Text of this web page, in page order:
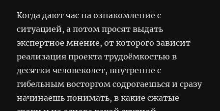
Когда дают час на ознакомление с
ситуацией, а потом просят выдать
экспертное мнение, от которого зависит
реализация проекта трудоёмкостью в
десятки человеколет, внутренне с
гибельным восторгом содрогаешься и сразу
начинаешь понимать, в какие сжатые